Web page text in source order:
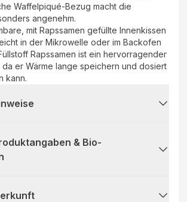
Waffelpiqué-Bezug macht die
angenehm.
mit Rapssamen gefüllte Innenkissen
in der Mikrowelle oder im Backofen
Rapssamen ist ein hervorragender
da er Wärme lange speichern und dosiert
kann.
& Bio-